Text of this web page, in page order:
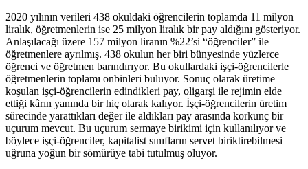
2020 yılının verileri 438 okuldaki öğrencilerin toplamda 11 milyon
liralık, öğretmenlerin ise 25 milyon liralık bir pay aldığını gösteriyor.
Anlaşılacağı üzere 157 milyon liranın %22’si “öğrenciler” ile
öğretmenlere ayrılmış. 438 okulun her biri bünyesinde yüzlerce
öğrenci ve öğretmen barındırıyor. Bu okullardaki işçi-öğrencilerle
öğretmenlerin toplamı onbinleri buluyor. Sonuç olarak üretime
koşulan işçi-öğrencilerin edindikleri pay, oligarşi ile rejimin elde
ettiği kârın yanında bir hiç olarak kalıyor. İşçi-öğrencilerin üretim
sürecinde yarattıkları değer ile aldıkları pay arasında korkunç bir
uçurum mevcut. Bu uçurum sermaye birikimi için kullanılıyor ve
böylece işçi-öğrenciler, kapitalist sınıfların servet biriktirebilmesi
uğruna yoğun bir sömürüye tabi tutulmuş oluyor.